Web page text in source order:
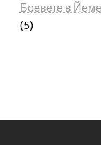
Боевете в
(5)